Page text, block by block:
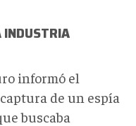
INDUSTRIA
informó el
de un espía
buscaba